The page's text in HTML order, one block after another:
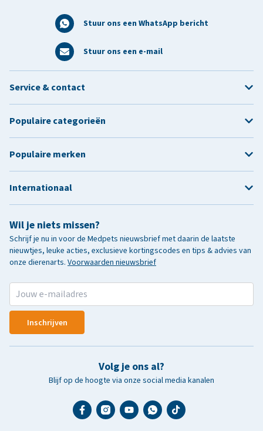
Stuur ons een WhatsApp bericht
Stuur ons een e-mail
Wil je niets missen?
Schrijf je nu in voor de Medpets nieuwsbrief met daarin de laatste
nieuwtjes, leuke acties, exclusieve kortingscodes en tips & advies van
onze dierenarts. Voorwaarden nieuwsbrief
Inschrijven
Volg je ons al?
Blijf op de hoogte via onze social media kanalen
Service & contact
Populaire categorieën
Populaire merken
Internationaal